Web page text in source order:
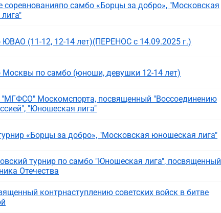
соревнованияпо самбо «Борцы за добро», "Московская
ЮВАО (11-12, 12-14 лет)(ПЕРЕНОС с 14.09.2025 г.)
Москвы по самбо (юноши, девушки 12-14 лет)
"МГФСО" Москомспорта, посвященный "Воссоединению
"Юношеская лига"
«Борцы за добро», "Московская юношеская лига"
турнир по самбо "Юношеская лига", посвященный
Отечества
контрнаступлению советских войск в битве